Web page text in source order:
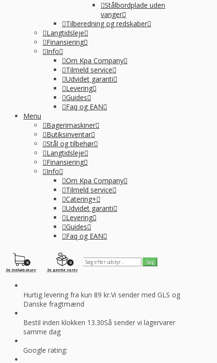
Stålbordplade uden
vanger
Tilberedning og redskaber
Langtidsleje
Finansiering
Info
Om Kpa Company
Tilmeld service
Udvidet garanti
Levering
Guides
Faq og EAN
Menu
Bagerimaskiner
Butiksinventar
Stål og tilbehør
Langtidsleje
Finansiering
Info
Om Kpa Company
Tilmeld service
Catering+
Udvidet garanti
Levering
Guides
Faq og EAN
0
Se gemte varer
0
Se indkøbskurv
Hurtig levering fra kun 89 kr.Vi sender med GLS og
Danske fragtmænd
Bestil inden klokken 13.30Så sender vi lagervarer
samme dag
Google rating: